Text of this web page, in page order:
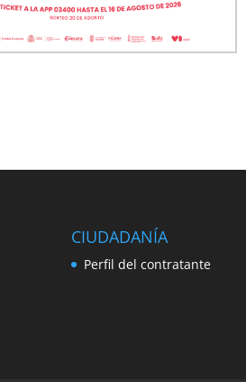
CIUDADANÍA
Perfil del contratante